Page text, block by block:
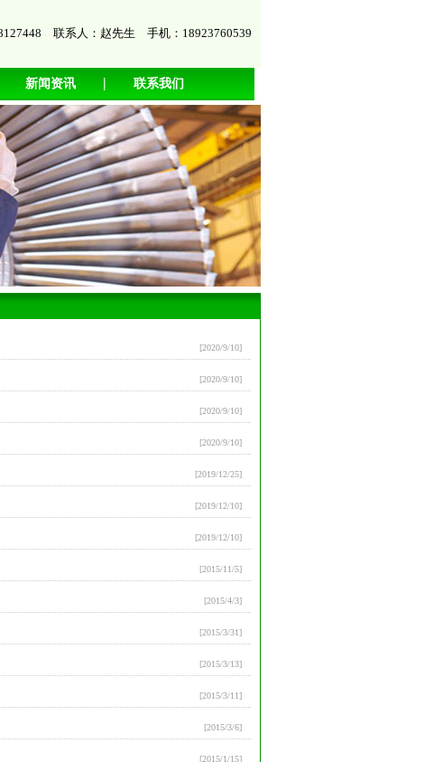
联系人：赵先生 手机：18923760539
新闻资讯 | 联系我们
[2020/9/10]
[2020/9/10]
[2020/9/10]
[2020/9/10]
[2019/12/25]
[2019/12/10]
[2019/12/10]
[2015/11/5]
[2015/4/3]
[2015/3/31]
[2015/3/13]
[2015/3/11]
[2015/3/6]
[2015/1/15]